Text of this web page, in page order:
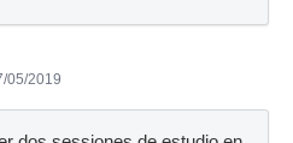
05/2019